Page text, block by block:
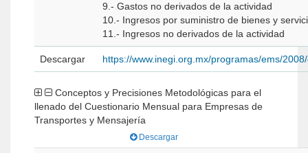
9.- Gastos no derivados de la actividad
10.- Ingresos por suministro de bienes y
11.- Ingresos no derivados de la actividad
Descargar https://www.inegi.org.mx/programas/ems/
llenado del Cuestionario Mensual para Empresas de
Transportes y Mensajería
Descargar